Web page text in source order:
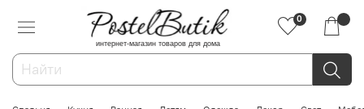
интернет-магазин товаров для дома
0